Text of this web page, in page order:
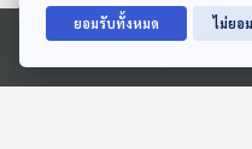
Ⓒ 2020 องค์การกระจายเสียงและแพร่ภาพสาธา
The Active Podcast
ยอมรับทั้งหมด ไม่ยอ